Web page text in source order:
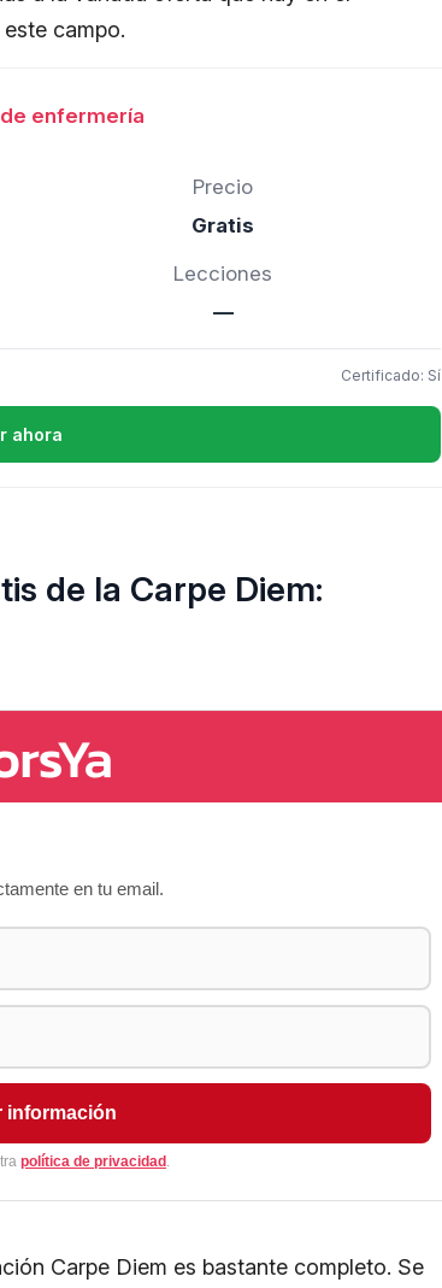
campo.
enfermería
Precio
Gratis
Lecciones
—
Certificado: Sí
ahora
de la Carpe Diem:
en tu email.
información
política de privacidad .
Carpe Diem es bastante completo. Se